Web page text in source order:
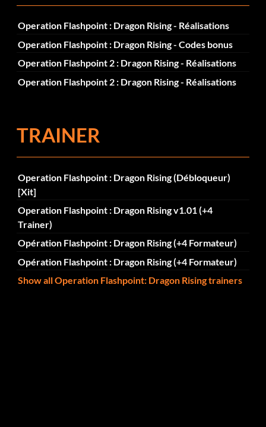
Operation Flashpoint : Dragon Rising - Réalisations
Operation Flashpoint : Dragon Rising - Codes bonus
Operation Flashpoint 2 : Dragon Rising - Réalisations
Operation Flashpoint 2 : Dragon Rising - Réalisations
TRAINER
Operation Flashpoint : Dragon Rising (Débloqueur)
[Xit]
Operation Flashpoint : Dragon Rising v1.01 (+4
Trainer)
Opération Flashpoint : Dragon Rising (+4 Formateur)
Opération Flashpoint : Dragon Rising (+4 Formateur)
Show all Operation Flashpoint: Dragon Rising trainers